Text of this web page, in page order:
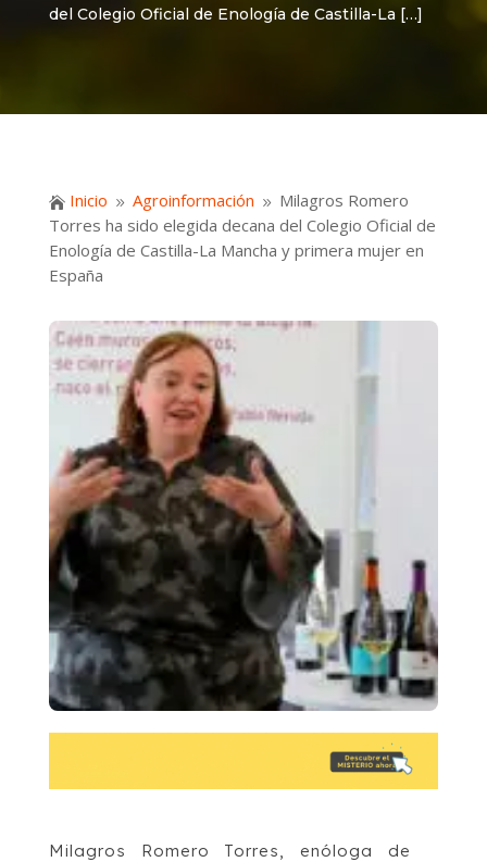
del Colegio Oficial de Enología de Castilla-La […]
 Inicio 9 Agroinformación 9 Milagros Romero
Torres ha sido elegida decana del Colegio Oficial de
Enología de Castilla-La Mancha y primera mujer en
España
Milagros Romero Torres, enóloga de